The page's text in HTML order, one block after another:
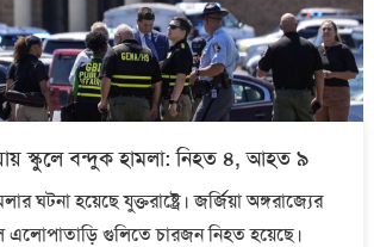
স্কুলে বন্দুক হামলা: নিহত ৪, আহত ৯
ঘটনা হয়েছে যুক্তরাষ্ট্রে। জর্জিয়া অঙ্গরাজ্যের
এলোপাতাড়ি গুলিতে চারজন নিহত হয়েছে।